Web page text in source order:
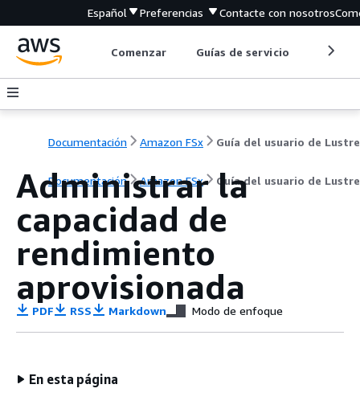
Español Preferencias Contacte con nosotros
Comenzar Guías de servicio
Documentación Amazon FSx Guía del usuario de Lustre
Documentación Amazon FSx Guía del usuario de Lustre
Administrar la
capacidad de
rendimiento
aprovisionada
PDF RSS Markdown Modo de enfoque
En esta página